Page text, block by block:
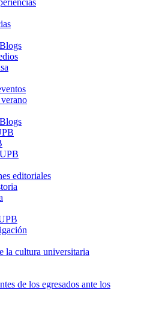
editoriales
la cultura universitaria
de los egresados ante los